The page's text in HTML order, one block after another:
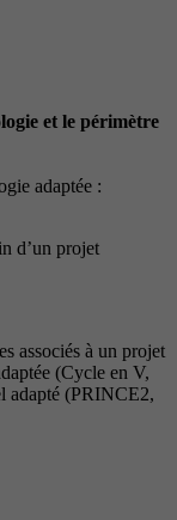
et le périmètre
adaptée :
d’un projet
associés à un projet
(Cycle en V,
adapté (PRINCE2,